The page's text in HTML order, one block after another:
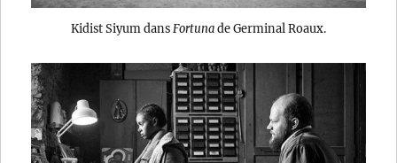
Kidist Siyum dansFortunade Germinal Roaux.